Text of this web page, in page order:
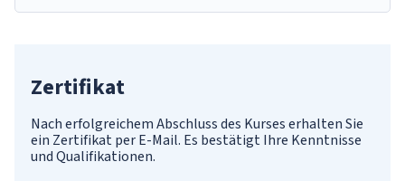
Zertifikat
Nach erfolgreichem Abschluss des Kurses erhalten Sie
ein Zertifikat per E-Mail. Es bestätigt Ihre Kenntnisse
und Qualifikationen.